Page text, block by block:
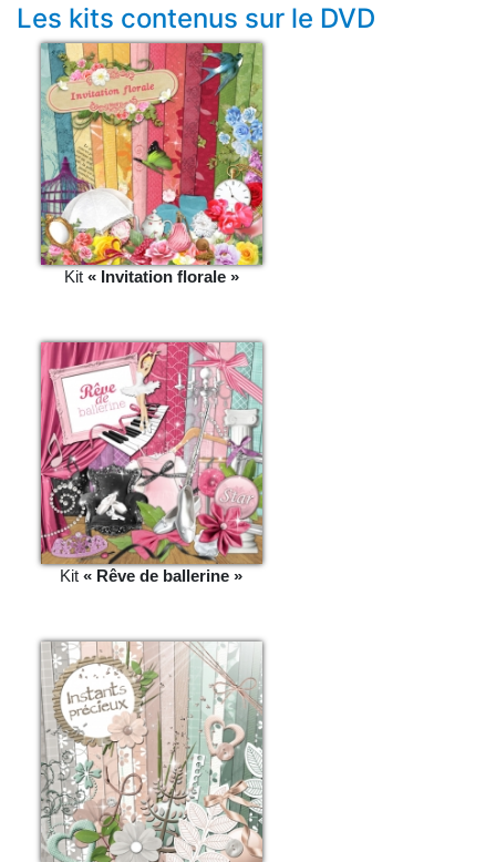
Les kits contenus sur le DVD
Kit « Invitation florale »
Kit « Rêve de ballerine »